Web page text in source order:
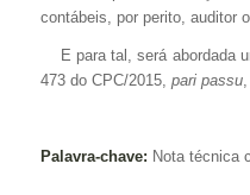
contábeis, por perito, auditor
E para tal, será abordada
473 do CPC/2015, pari passu,
Palavra-chave: Nota técnica